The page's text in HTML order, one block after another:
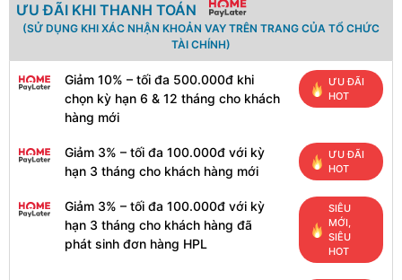
ƯU ĐÃI KHI THANH TOÁN
(SỬ DỤNG KHI XÁC NHẬN KHOẢN VAY TRÊN TRANG CỦA TỔ CHỨC
TÀI CHÍNH)
Giảm 10% – tối đa 500.000đ khi
chọn kỳ hạn 6 & 12 tháng cho khách
hàng mới
ƯU ĐÃI
HOT
Giảm 3% – tối đa 100.000đ với kỳ
hạn 3 tháng cho khách hàng mới
ƯU ĐÃI
HOT
Giảm 3% – tối đa 100.000đ với kỳ
hạn 3 tháng cho khách hàng đã
phát sinh đơn hàng HPL
SIÊU
MỚI,
SIÊU
HOT